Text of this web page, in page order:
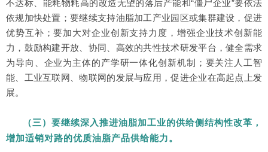
不达标、能耗物耗高的改造无望的落后产能和“僵尸企业”要依法
依规加快处置；要继续支持油脂加工产业园区或集群建设，促进
优势互补；要加大对企业创新支持力度，增强企业技术创新能
力，鼓励构建开放、协同、高效的共性技术研发平台，健全需求
为导向、企业为主体的产学研一体化创新机制；要关注人工智
能、工业互联网、物联网的发展与应用，促进企业在高起点上发
展。
（三）要继续深入推进油脂加工业的供给侧结构性改革，
增加适销对路的优质油脂产品供给能力。